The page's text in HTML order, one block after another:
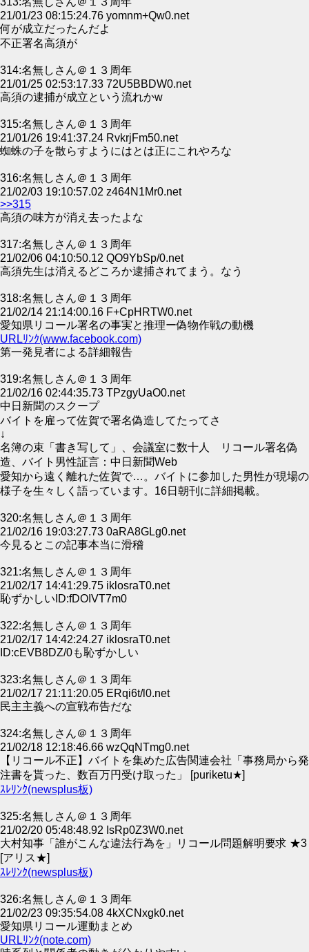
21/01/23 08:15:24.76 yomnm+Qw0.net
何が成立だったんだよ
不正署名高須が
314:名無しさん＠１３周年
21/01/25 02:53:17.33 72U5BBDW0.net
高須の逮捕が成立という流れかw
315:名無しさん＠１３周年
21/01/26 19:41:37.24 RvkrjFm50.net
蜘蛛の子を散らすようにはとは正にこれやろな
316:名無しさん＠１３周年
21/02/03 19:10:57.02 z464N1Mr0.net
>>315
高須の味方が消え去ったよな
317:名無しさん＠１３周年
21/02/06 04:10:50.12 QO9YbSp/0.net
高須先生は消えるどころか逮捕されてまう。なう
318:名無しさん＠１３周年
21/02/14 21:14:00.16 F+CpHRTW0.net
愛知県リコール署名の事実と推理ー偽物作戦の動機
URLﾘﾝｸ(www.facebook.com)
第一発見者による詳細報告
319:名無しさん＠１３周年
21/02/16 02:44:35.73 TPzgyUaO0.net
中日新聞のスクープ
バイトを雇って佐賀で署名偽造してたってさ
↓
名簿の束「書き写して」、会議室に数十人 リコール署名偽
造、バイト男性証言：中日新聞Web
愛知から遠く離れた佐賀で…。バイトに参加した男性が現場の
様子を生々しく語っています。16日朝刊に詳細掲載。
320:名無しさん＠１３周年
21/02/16 19:03:27.73 0aRA8GLg0.net
今見るとこの記事本当に滑稽
321:名無しさん＠１３周年
21/02/17 14:41:29.75 iklosraT0.net
恥ずかしいID:fDOIVT7m0
322:名無しさん＠１３周年
21/02/17 14:42:24.27 iklosraT0.net
ID:cEVB8DZ/0も恥ずかしい
323:名無しさん＠１３周年
21/02/17 21:11:20.05 ERqi6t/l0.net
民主主義への宣戦布告だな
324:名無しさん＠１３周年
21/02/18 12:18:46.66 wzQqNTmg0.net
【リコール不正】バイトを集めた広告関連会社「事務局から発
注書を貰った、数百万円受け取った」 [puriketu★]
ｽﾚﾘﾝｸ(newsplus板)
325:名無しさん＠１３周年
21/02/20 05:48:48.92 IsRp0Z3W0.net
大村知事「誰がこんな違法行為を」リコール問題解明要求 ★3
[アリス★]
ｽﾚﾘﾝｸ(newsplus板)
326:名無しさん＠１３周年
21/02/23 09:35:54.08 4kXCNxgk0.net
愛知県リコール運動まとめ
URLﾘﾝｸ(note.com)